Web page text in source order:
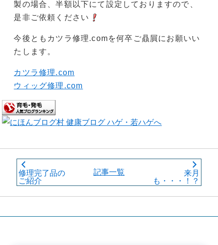
製の場合、半額以下にて設定しておりますので、
是非ご依頼ください
今後ともカツラ修理.comを何卒ご贔屓にお願いい
たします。
カツラ修理.com
ウィッグ修理.com
修理完了品の
ご紹介
記事一覧
来月
も・・・！？